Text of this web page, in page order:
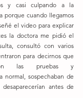
y casi culpando a la
porque cuando llegamos
el video para explicar
la doctora me pidió el
consultó con varios
para decirnos que
las pruebas y
normal, sospechaban de
antes de